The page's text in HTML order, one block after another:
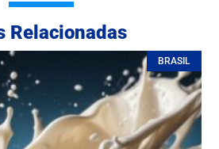
Relacionadas
BRASIL